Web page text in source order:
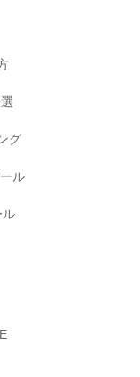
グ
ル
ル